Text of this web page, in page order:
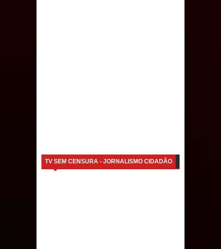
TV SEM CENSURA - JORNALISMO CIDADÃO